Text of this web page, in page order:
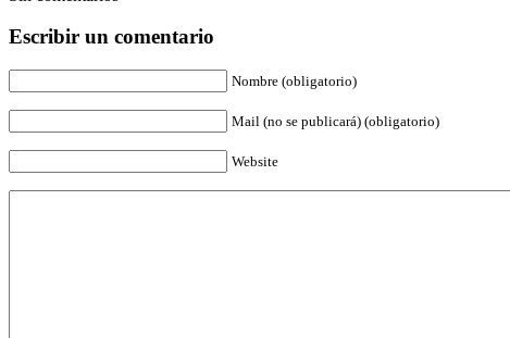
Escribir un comentario
Nombre (obligatorio)
Mail (no se publicará) (obligatorio)
Website